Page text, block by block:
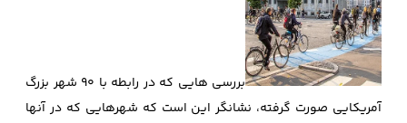
بررسی هایی که در رابطه با 90 شهر بزرگ
آمریکایی صورت گرفته، نشانگر این است که شهرهایی که در آنها